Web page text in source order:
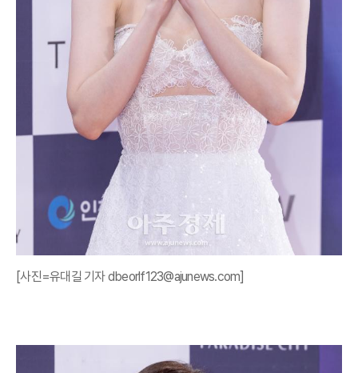
[사진=유대길 기자 dbeorlf123@ajunews.com]